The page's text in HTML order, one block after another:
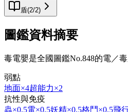
盾(2/2)
圖鑑資料摘要
毒電嬰是全國圖鑑No.848的電／
弱點
地面×4超能力×2
抗性與免疫
蟲×0.5電×0.5妖精×0.5格鬥×0.5飛